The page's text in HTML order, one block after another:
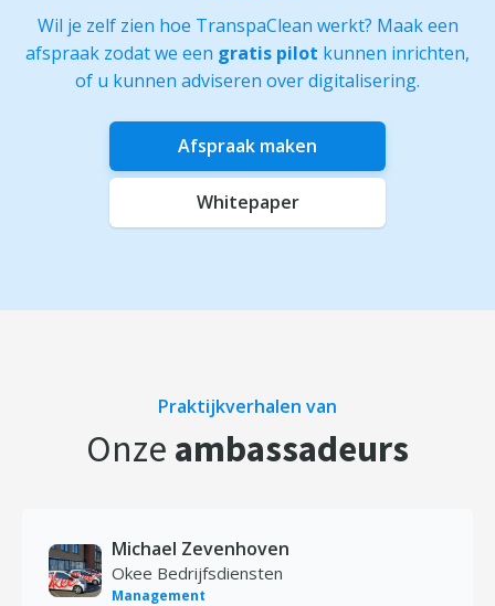
Wil je zelf zien hoe TranspaClean werkt? Maak een
afspraak zodat we een gratis pilot kunnen inrichten,
of u kunnen adviseren over digitalisering.
Afspraak maken
Whitepaper
Praktijkverhalen van
Onze ambassadeurs
Michael Zevenhoven
Okee Bedrijfsdiensten
Management